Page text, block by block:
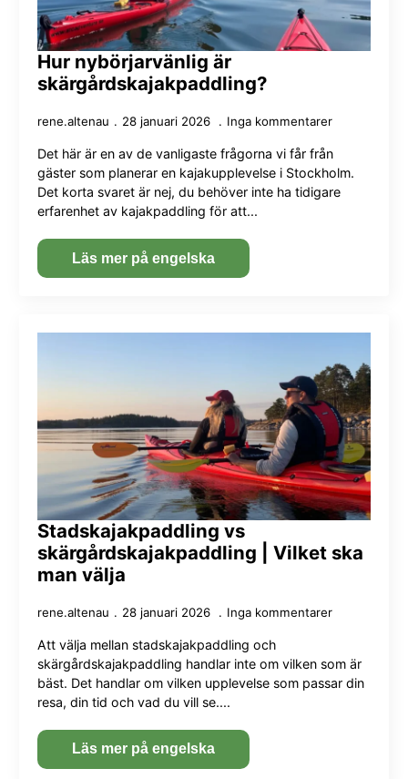
Hur nybörjarvänlig är
skärgårdskajakpaddling?
rene.altenau 28 januari 2026 Inga kommentarer
Det här är en av de vanligaste frågorna vi får från
gäster som planerar en kajakupplevelse i Stockholm.
Det korta svaret är nej, du behöver inte ha tidigare
erfarenhet av kajakpaddling för att...
Läs mer på engelska
Stadskajakpaddling vs
skärgårdskajakpaddling | Vilket ska
man välja
rene.altenau 28 januari 2026 Inga kommentarer
Att välja mellan stadskajakpaddling och
skärgårdskajakpaddling handlar inte om vilken som är
bäst. Det handlar om vilken upplevelse som passar din
resa, din tid och vad du vill se....
Läs mer på engelska